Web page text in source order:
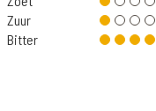
Zuur
Bitter